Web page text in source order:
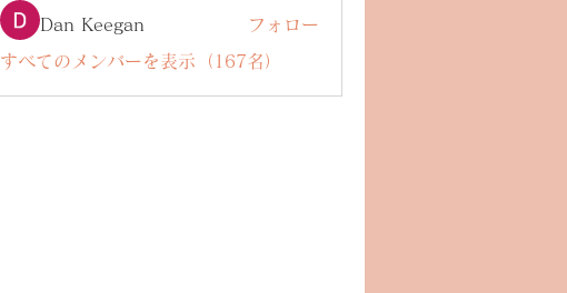
Dan Keegan フォロー
すべてのメンバーを表示（167名）